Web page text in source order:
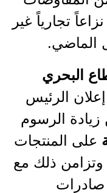
تجارياً غير
الماضي.
البحري
الرئيس
الرسوم
على المنتجات
وتزامن ذلك مع
صادرات